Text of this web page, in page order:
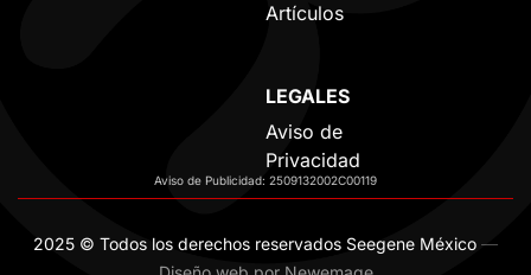
Artículos
LEGALES
Aviso de
Privacidad
Aviso de Publicidad: 2509132002C00119
2025 © Todos los derechos reservados Seegene México —